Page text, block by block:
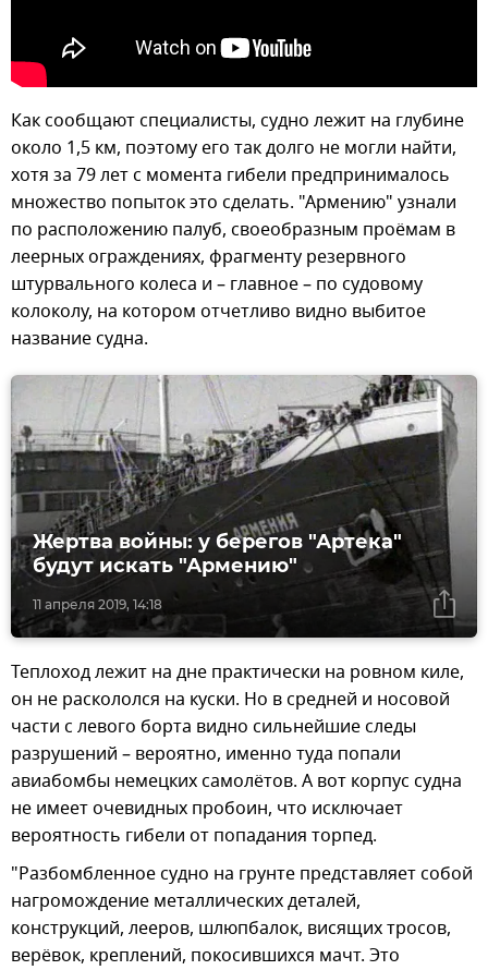
Как сообщают специалисты, судно лежит на глубине
около 1,5 км, поэтому его так долго не могли найти,
хотя за 79 лет с момента гибели предпринималось
множество попыток это сделать. "Армению" узнали
по расположению палуб, своеобразным проёмам в
леерных ограждениях, фрагменту резервного
штурвального колеса и – главное – по судовому
колоколу, на котором отчетливо видно выбитое
название судна.
11 апреля 2019, 14:18
Жертва войны: у берегов "Артека"
будут искать "Армению"
Теплоход лежит на дне практически на ровном киле,
он не раскололся на куски. Но в средней и носовой
части с левого борта видно сильнейшие следы
разрушений – вероятно, именно туда попали
авиабомбы немецких самолётов. А вот корпус судна
не имеет очевидных пробоин, что исключает
вероятность гибели от попадания торпед.
"Разбомбленное судно на грунте представляет собой
нагромождение металлических деталей,
конструкций, лееров, шлюпбалок, висящих тросов,
верёвок, креплений, покосившихся мачт. Это